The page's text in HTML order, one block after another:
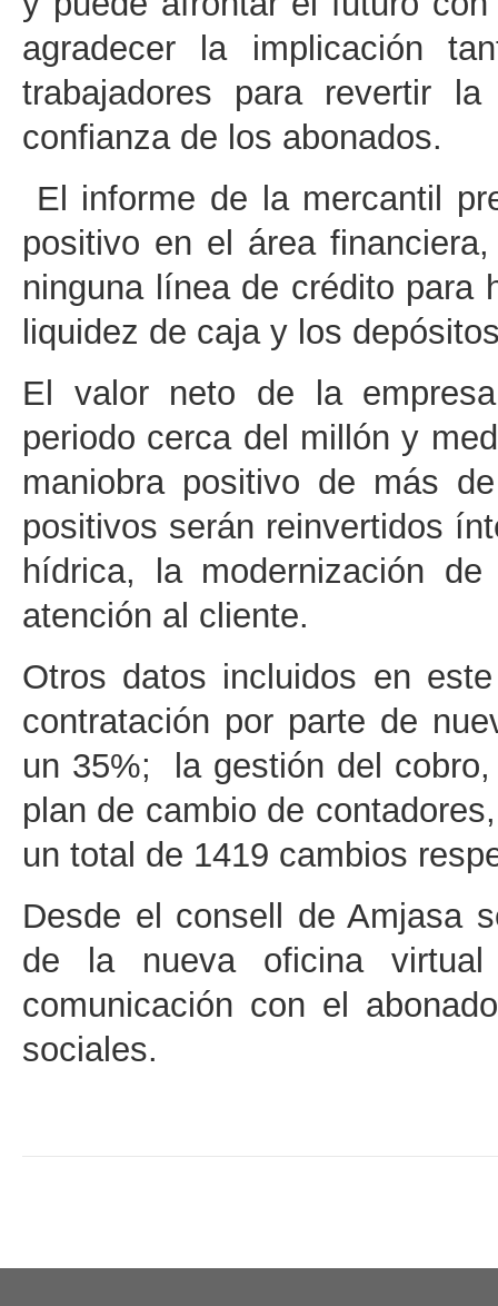
agradecer la implicación
trabajadores para revertir
confianza de los abonados.
El informe de la mercantil
positivo en el área
ninguna línea de crédito para
liquidez de caja y los
El valor neto de la
periodo cerca del millón y
maniobra positivo de más
positivos serán reinvertidos
hídrica, la modernización
atención al cliente.
Otros datos incluidos en
contratación por parte de
un 35%; la gestión del
plan de cambio de
un total de 1419 cambios
Desde el consell de Amjasa
de la nueva oficina
comunicación con el
sociales.